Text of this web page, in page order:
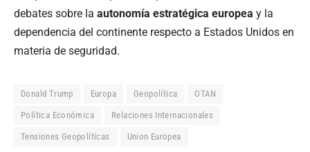
debates sobre la autonomía estratégica europea y la
dependencia del continente respecto a Estados Unidos en
materia de seguridad.
Donald Trump Europa Geopolítica OTAN
Política Económica Relaciones Internacionales
Tensiones Geopolíticas Union Europea